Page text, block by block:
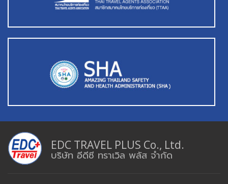
EDC TRAVEL PLUS Co., Ltd.
บริษัท อีดีซี ทราเวิล พลัส จำกัด